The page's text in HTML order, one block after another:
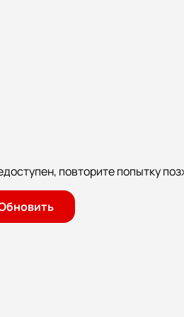
повторите попытку